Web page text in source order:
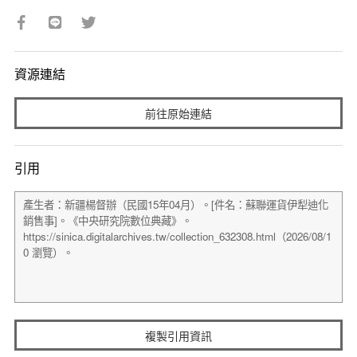
資源連結
前往原始連結
引用
複製引用資訊